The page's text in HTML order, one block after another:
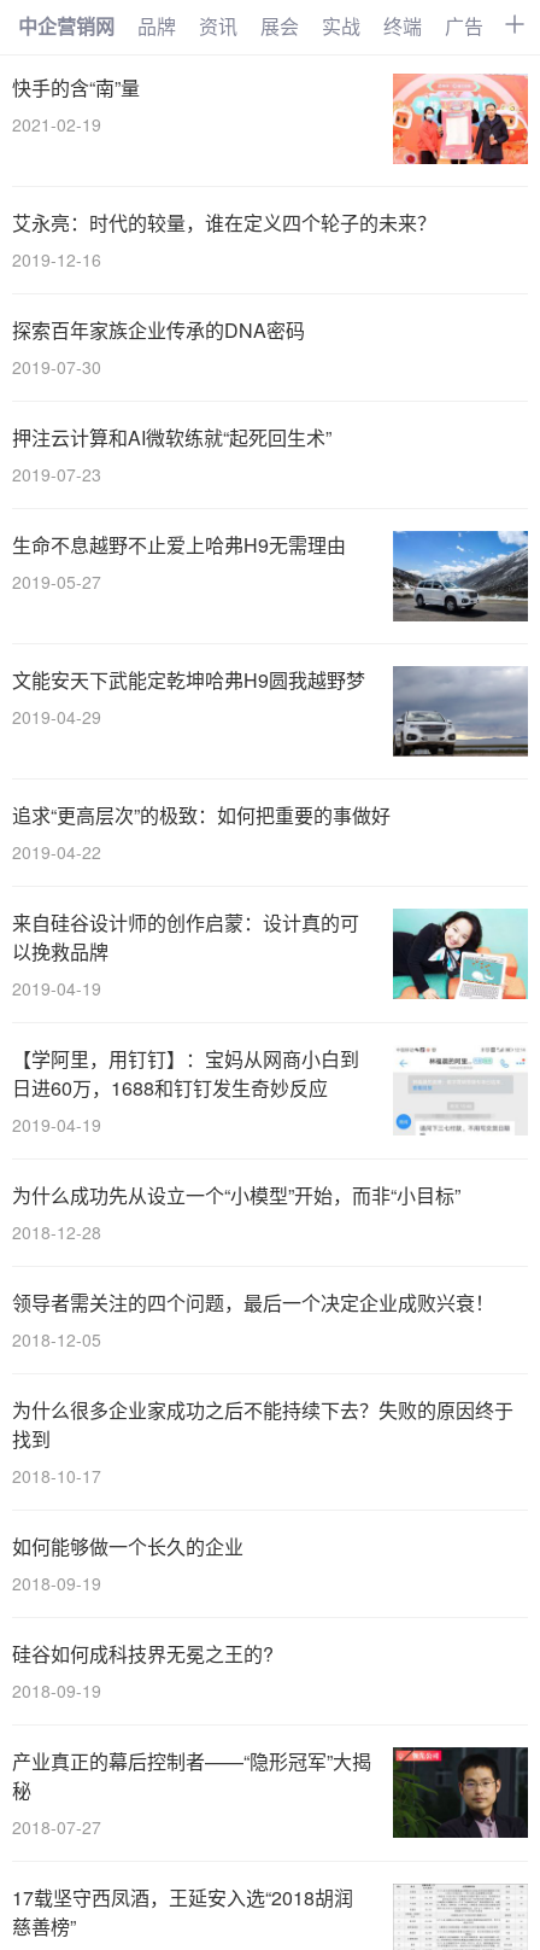
首页 展会
实战 时尚
中企营销网 品牌 资讯 展会 实战 终端 广告 时
快手的含“南”量
2021-02-19
艾永亮：时代的较量，谁在定义四个轮子的未来？
2019-12-16
探索百年家族企业传承的DNA密码
2019-07-30
押注云计算和AI微软练就“起死回生术”
2019-07-23
生命不息越野不止爱上哈弗H9无需理由
2019-05-27
文能安天下武能定乾坤哈弗H9圆我越野梦
2019-04-29
追求“更高层次”的极致：如何把重要的事做好
2019-04-22
来自硅谷设计师的创作启蒙：设计真的可
以挽救品牌
2019-04-19
【学阿里，用钉钉】：宝妈从网商小白到
日进60万，1688和钉钉发生奇妙反应
2019-04-19
为什么成功先从设立一个“小模型”开始，而非“小目标”
2018-12-28
领导者需关注的四个问题，最后一个决定企业成败兴衰！
2018-12-05
为什么很多企业家成功之后不能持续下去？失败的原因终于
找到
2018-10-17
如何能够做一个长久的企业
2018-09-19
硅谷如何成科技界无冕之王的?
2018-09-19
产业真正的幕后控制者——“隐形冠军”大揭
秘
2018-07-27
17载坚守西凤酒，王延安入选“2018胡润
慈善榜”